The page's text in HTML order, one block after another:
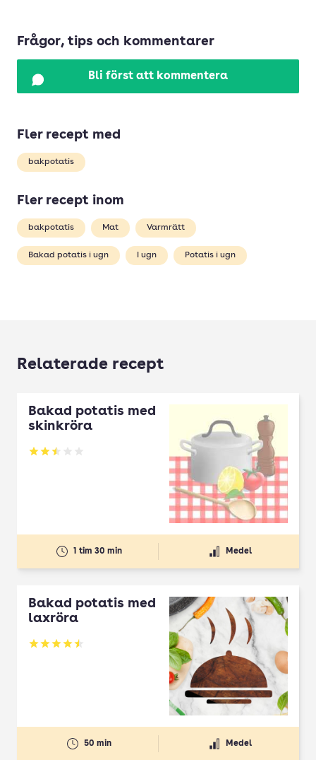
Frågor, tips och kommentarer
Bli först att kommentera
Fler recept med
bakpotatis
Fler recept inom
bakpotatis Mat Varmrätt
Bakad potatis i ugn I ugn Potatis i ugn
Relaterade recept
Bakad potatis med
skinkröra
Betyg: 2.5 av 5
1 tim 30 min Medel
Bakad potatis med
laxröra
Betyg: 4.5 av 5
50 min Medel